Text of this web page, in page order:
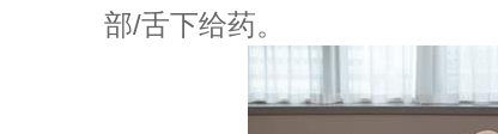
部/舌下给药。